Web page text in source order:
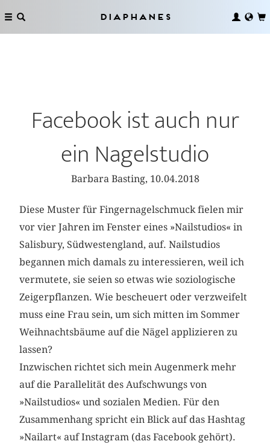
Diaphanes
Facebook ist auch nur
ein Nagelstudio
Barbara Basting, 10.04.2018
Diese Muster für Fingernagelschmuck fielen mir
vor vier Jahren im Fenster eines »Nailstudios« in
Salisbury, Südwestengland, auf. Nail­studios
begannen mich damals zu interessieren, weil ich
vermutete, sie seien so etwas wie soziologische
Zeigerpflanzen. Wie bescheuert oder verzweifelt
muss eine Frau sein, um sich mitten im Sommer
Weihnachtsbäume auf die Nägel applizieren zu
lassen?
Inzwischen richtet sich mein Augenmerk mehr
auf die Parallelität des Aufschwungs von
»Nailstudios« und sozialen Medien. Für den
Zusammenhang spricht ein Blick auf das Hashtag
»Nailart« auf Instagram (das Facebook gehört).